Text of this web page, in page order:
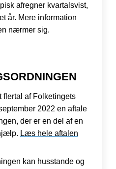
afregner kvartalsvist,
år. Mere information
nærmer sig.
flertal af Folketingets
2022 en aftale
der er en del af en
Læs hele aftalen
kan husstande og